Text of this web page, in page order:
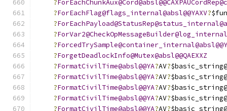
?
?ForEachFlag@flags_internal@absl@@YAXV?
?
?
?
?ForgetDeadlockInfo@Mutex@absl@@QAEXXZ
?FormatCivilTime@absl@@YA?AV?
?FormatCivilTime@absl@@YA?AV?
?FormatCivilTime@absl@@YA?AV?
?FormatCivilTime@absl@@YA?AV?
?FormatCivilTime@absl@@YA?AV?